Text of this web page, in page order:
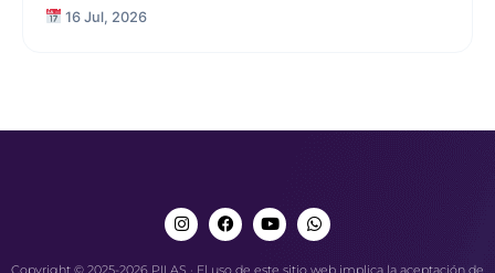
16 Jul, 2026
Copyright © 2025-2026 PILAS · El uso de este sitio web implica la aceptación de